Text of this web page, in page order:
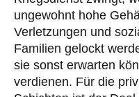
ungewohnt hohe
Verletzungen und
Familien gelockt
sie sonst erwarten
verdienen. Für die